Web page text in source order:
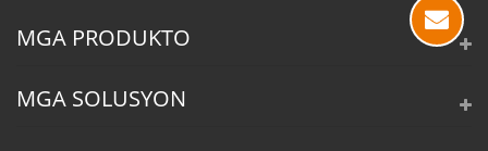
MGA PRODUKTO
MGA SOLUSYON